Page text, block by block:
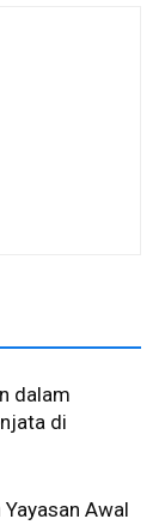
dalam
di
Awal